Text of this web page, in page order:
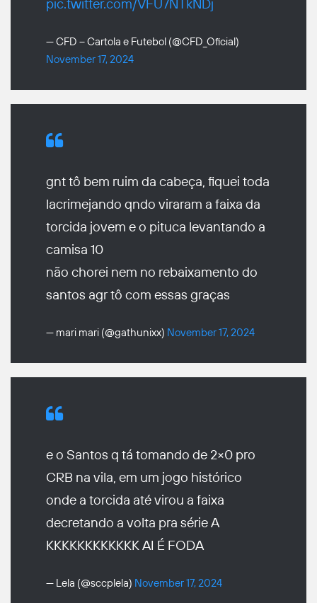
pic.twitter.com/VFU7NTkNDj
— CFD – Cartola e Futebol (@CFD_Oficial)
November 17, 2024
gnt tô bem ruim da cabeça, fiquei toda
lacrimejando qndo viraram a faixa da
torcida jovem e o pituca levantando a
camisa 10
não chorei nem no rebaixamento do
santos agr tô com essas graças
— mari mari (@gathunixx) November 17, 2024
e o Santos q tá tomando de 2×0 pro
CRB na vila, em um jogo histórico
onde a torcida até virou a faixa
decretando a volta pra série A
KKKKKKKKKKKK AI É FODA
— Lela (@sccplela) November 17, 2024